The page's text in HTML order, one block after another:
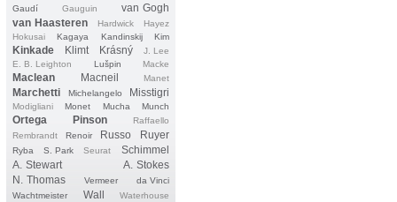
Gaudí
Gauguin
van Gogh
van Haasteren
Hardwick
Hayez
Hokusai
Kagaya Kandinskij Kim
Kinkade Klimt Krásný
J. Lee
E. B. Leighton
Lušpin Macke
Maclean Macneil Manet
Marchetti Michelangelo Misstigri
Modigliani Monet Mucha Munch
Ortega Pinson
Raffaello
Rembrandt
Renoir Russo Ruyer
Ryba S. Park Seurat
Schimmel
A. Stewart
A. Stokes
N. Thomas
Vermeer
da Vinci
Wachtmeister
Wall Waterhouse